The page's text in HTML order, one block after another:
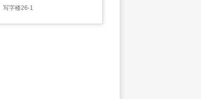
写字楼26-1